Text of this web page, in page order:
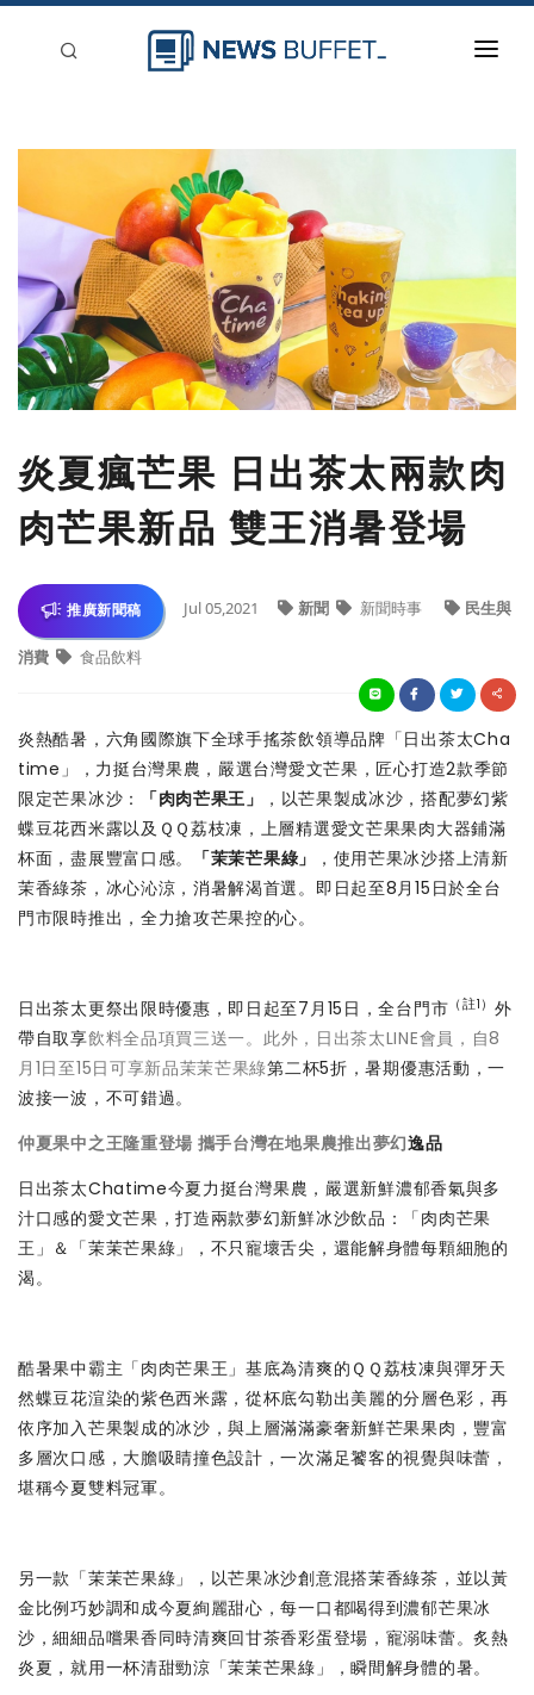
刊登
炎夏瘋芒果 日出茶太兩款肉
肉芒果新品 雙王消暑登場
推廣新聞稿 Jul 05,2021 新聞 新聞時事 民生與
消費 食品飲料
炎熱酷暑，六角國際旗下全球手搖茶飲領導品牌「日出茶太Cha
time」，力挺台灣果農，嚴選台灣愛文芒果，匠心打造2款季節
限定芒果冰沙：
「肉肉芒果王」
，以芒果製成冰沙，搭配夢幻紫
蝶豆花西米露以及ＱＱ荔枝凍，上層精選愛文芒果果肉大器鋪滿
杯面，盡展豐富口感。
「茉茉芒果綠」
，使用芒果冰沙搭上清新
茉香綠茶，冰心沁涼，消暑解渴首選。即日起至8月15日於全台
門市限時推出，全力搶攻芒果控的心。
日出茶太更祭出限時優惠，即日起至7月15日，全台門市 （註1） 外
帶自取享飲料全品項買三送一。此外，日出茶太LINE會員，自8
月1日至15日可享新品茉茉芒果綠第二杯5折，暑期優惠活動，一
波接一波，不可錯過。
仲夏果中之王隆重登場 攜手台灣在地果農推出夢幻逸品
日出茶太Chatime今夏力挺台灣果農，嚴選新鮮濃郁香氣與多
汁口感的愛文芒果，打造兩款夢幻新鮮冰沙飲品：「肉肉芒果
王」＆「茉茉芒果綠」，不只寵壞舌尖，還能解身體每顆細胞的
渴。
酷暑果中霸主「肉肉芒果王」基底為清爽的ＱＱ荔枝凍與彈牙天
然蝶豆花渲染的紫色西米露，從杯底勾勒出美麗的分層色彩，再
依序加入芒果製成的冰沙，與上層滿滿豪奢新鮮芒果果肉，豐富
多層次口感，大膽吸睛撞色設計，一次滿足饕客的視覺與味蕾，
堪稱今夏雙料冠軍。
另一款「茉茉芒果綠」，以芒果冰沙創意混搭茉香綠茶，並以黃
金比例巧妙調和成今夏絢麗甜心，每一口都喝得到濃郁芒果冰
沙，細細品嚐果香同時清爽回甘茶香彩蛋登場，寵溺味蕾。炙熱
炎夏，就用一杯清甜勁涼「茉茉芒果綠」，瞬間解身體的暑。